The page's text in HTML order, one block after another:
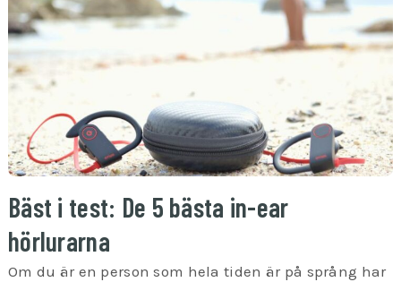
Bäst i test: De 5 bästa in-ear
hörlurarna
Om du är en person som hela tiden är på språng har